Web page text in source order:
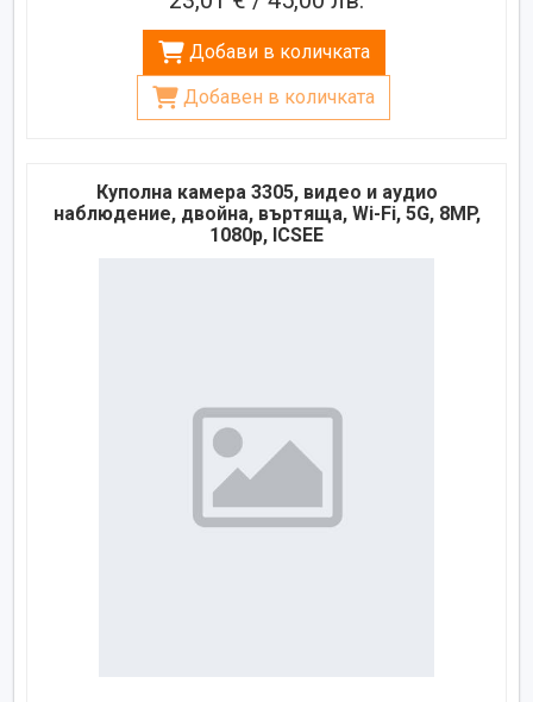
Добави в количката
Добавен в количката
Куполна камера 3305, видео и аудио
наблюдение, двойна, въртяща, Wi-Fi, 5G, 8MP,
1080p, ICSEE